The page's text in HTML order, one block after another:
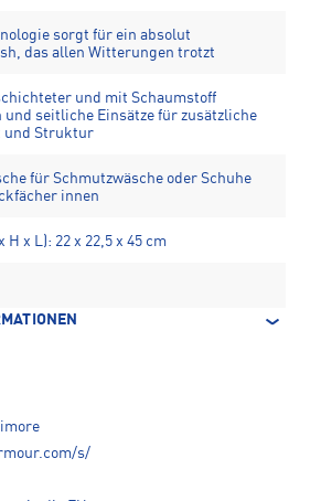
sorgt für ein absolut
das allen Witterungen trotzt
und mit Schaumstoff
und seitliche Einsätze für zusätzliche
und Struktur
für Schmutzwäsche oder Schuhe
innen
H x L): 22 x 22,5 x 45 cm
s/